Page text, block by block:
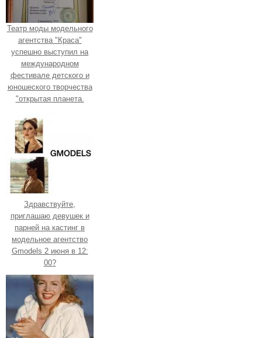
Театр моды модельного
агентства "Краса"
успешно выступил на
международном
фестивале детского и
юношеского творчества
"открытая планета.
Здравствуйте,
приглашаю девушек и
парней на кастинг в
модельное агентство
Gmodels 2 июня в 12:
00?